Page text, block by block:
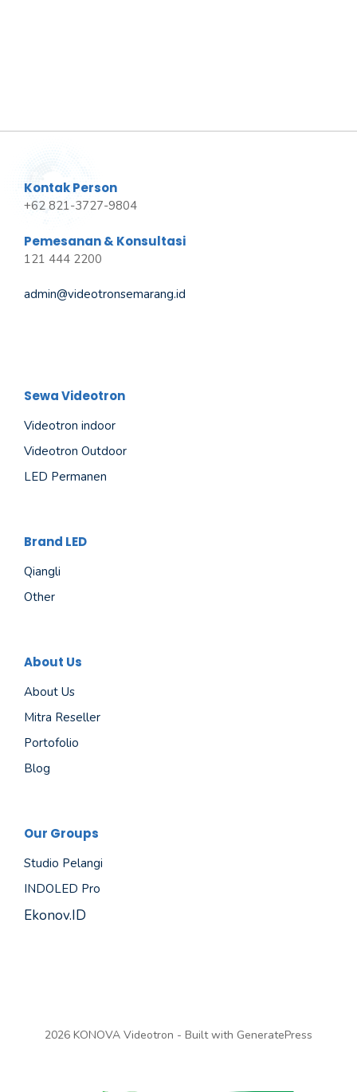
Kontak Person
+62 821-3727-9804
Pemesanan & Konsultasi
121 444 2200
admin@videotronsemarang.id
Sewa Videotron
Videotron indoor
Videotron Outdoor
LED Permanen
Brand LED
Qiangli
Other
About Us
About Us
Mitra Reseller
Portofolio
Blog
Our Groups
Studio Pelangi
INDOLED Pro
Ekonov.ID
2026 KONOVA Videotron - Built with GeneratePress